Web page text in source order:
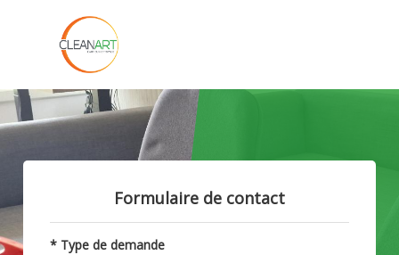
Formulaire de contact
* Type de demande